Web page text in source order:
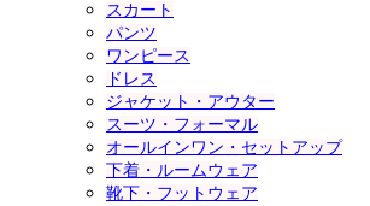
スカート
パンツ
ワンピース
ドレス
ジャケット・アウター
スーツ・フォーマル
オールインワン・セットアップ
下着・ルームウェア
靴下・フットウェア